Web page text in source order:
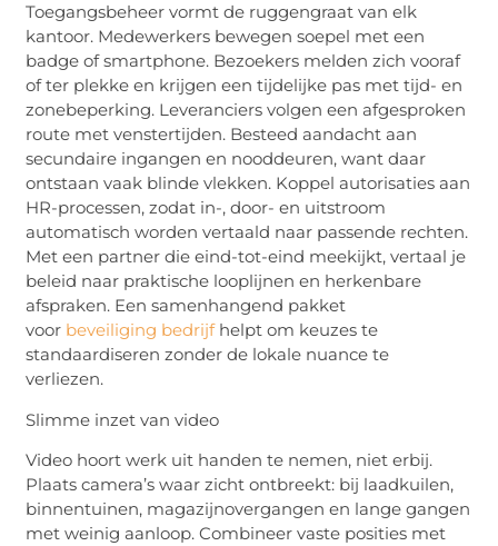
Toegangsbeheer vormt de ruggengraat van elk
kantoor. Medewerkers bewegen soepel met een
badge of smartphone. Bezoekers melden zich vooraf
of ter plekke en krijgen een tijdelijke pas met tijd- en
zonebeperking. Leveranciers volgen een afgesproken
route met venstertijden. Besteed aandacht aan
secundaire ingangen en nooddeuren, want daar
ontstaan vaak blinde vlekken. Koppel autorisaties aan
HR-processen, zodat in-, door- en uitstroom
automatisch worden vertaald naar passende rechten.
Met een partner die eind-tot-eind meekijkt, vertaal je
beleid naar praktische looplijnen en herkenbare
afspraken. Een samenhangend pakket
voor beveiliging bedrijfhelpt om keuzes te
standaardiseren zonder de lokale nuance te
verliezen.
Slimme inzet van video
Video hoort werk uit handen te nemen, niet erbij.
Plaats camera’s waar zicht ontbreekt: bij laadkuilen,
binnentuinen, magazijnovergangen en lange gangen
met weinig aanloop. Combineer vaste posities met